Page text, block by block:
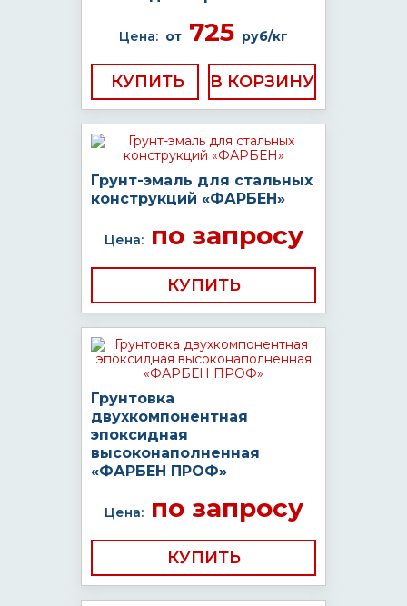
Цена: от 725 руб/кг
КУПИТЬ
Грунт-эмаль для стальных
конструкций «ФАРБЕН»
Цена:по запросу
КУПИТЬ
Грунтовка
двухкомпонентная
эпоксидная
высоконаполненная
«ФАРБЕН ПРОФ»
Цена:по запросу
КУПИТЬ